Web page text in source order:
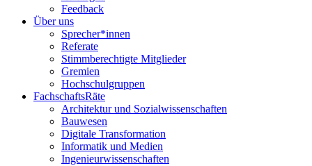
Feedback
Über uns
Sprecher*innen
Referate
Stimmberechtigte Mitglieder
Gremien
Hochschulgruppen
FachschaftsRäte
Architektur und Sozialwissenschaften
Bauwesen
Digitale Transformation
Informatik und Medien
Ingenieurwissenschaften